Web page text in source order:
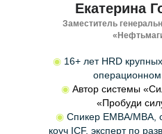
Екатерина
Заместитель
◉ 16+ лет HRD
◉ Автор системы
«Пробуди
◉ Спикер EMBA/MBA,
коуч ICF, эксперт по